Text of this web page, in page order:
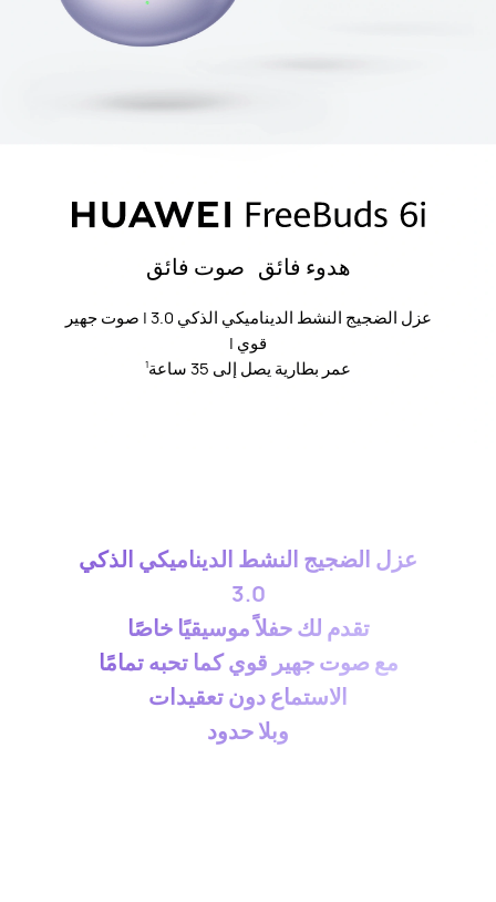
هدوء فائق صوت فائق
عزل الضجيج النشط الديناميكي الذكي 3.0 | صوت جهير
قوي |
عمر بطارية يصل إلى 35 ساعة
1
عزل الضجيج النشط الديناميكي الذكي
3.0
تقدم لك حفلاً موسيقيًا خاصًا
مع صوت جهير قوي كما تحبه تمامًا
الاستماع دون تعقيدات
وبلا حدود